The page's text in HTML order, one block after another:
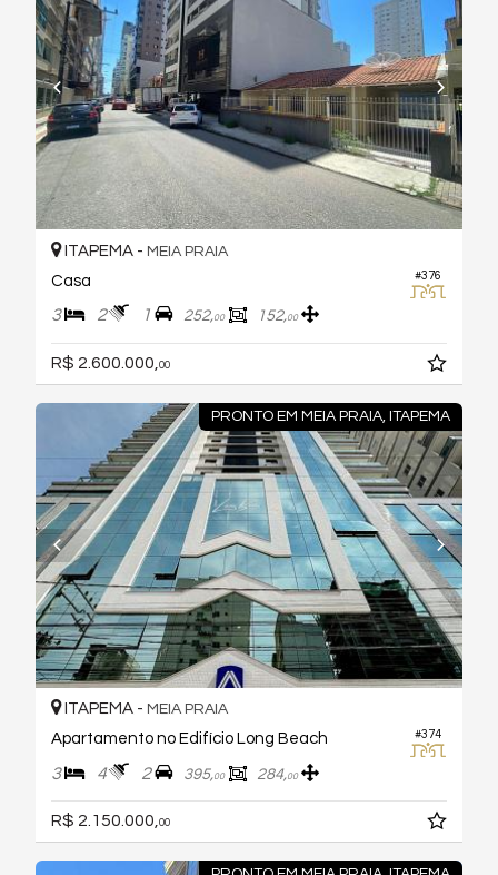
#376
ITAPEMA - MEIA PRAIA
Casa
3 2 1 252,00 152,00
R$ 2.600.000, 00
PRONTO EM MEIA PRAIA, ITAPEMA
#374
ITAPEMA - MEIA PRAIA
Apartamento no Edifício Long Beach
3 4 2 395,00 284,00
R$ 2.150.000,00